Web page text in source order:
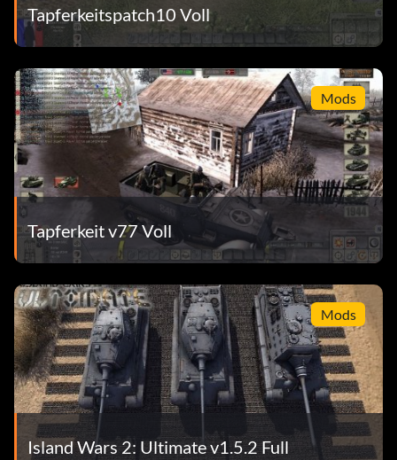
Tapferkeitspatch10 Voll
Mods
Tapferkeit v77 Voll
Mods
Island Wars 2: Ultimate v1.5.2 Full